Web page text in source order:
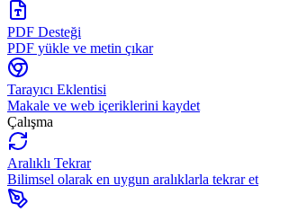
PDF Desteği
PDF yükle ve metin çıkar
Tarayıcı Eklentisi
Makale ve web içeriklerini kaydet
Çalışma
Aralıklı Tekrar
Bilimsel olarak en uygun aralıklarla tekrar et